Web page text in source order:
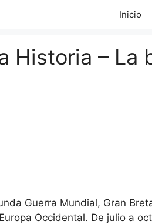
Inicio
Historia – La
Guerra Mundial, Gran
Occidental. De julio a